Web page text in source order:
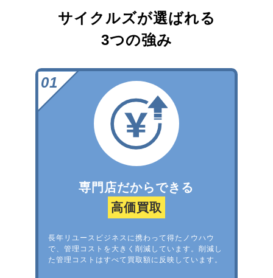
サイクルズが選ばれる
3つの強み
専門店だからできる
高価買取
長年リユースビジネスに携わって得たノウハウ
で、管理コストを大きく削減しています。削減し
た管理コストはすべて買取額に反映しています。